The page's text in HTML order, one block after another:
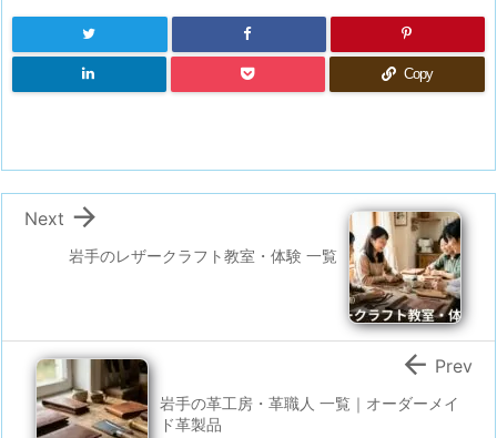
Copy
岩手のレザークラフト教室・体験 一覧

Next
岩手の革工房・革職人 一覧｜オーダーメイ
ド革製品
 Prev